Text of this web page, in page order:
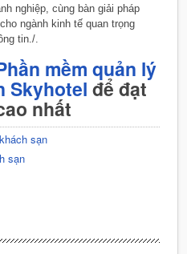
nghiệp, cùng bàn giải pháp
ngành kinh tế quan trọng
tin./.
mềm quản lý
Skyhotel để đạt
nhất
sạn
sạn